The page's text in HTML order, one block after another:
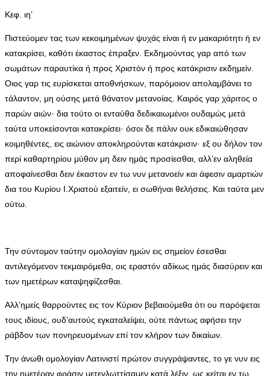
Κεφ. ιη’
Πιστεύομεν τας των κεκοιμημένων ψυχάς είναι ή εν μακαριότητι ή εν
κατακρίσει, καθότι έκαστος έπραξεν. Εκδημούντας γαρ από των
σωμάτων παραυτίκα ή προς Χριστόν ή προς κατάκρισιν εκδημείν.
Οιος γαρ τις ευρίσκεται αποθνήσκων, παρόμοιον απολαμβάνει το
τάλαντον, μη ούσης μετά θάνατον μετανοίας. Καιρός γαρ χάριτος ο
παρών αιών· δια τούτο οι ενταύθα δεδικαιωμένοι ουδαμώς μετά
ταύτα υποκείσονται κατακρίσει· όσοι δε πάλιν ουκ εδικαιώθησαν
κοιμηθέντες, εις αιώνιον αποκληρούνται κατάκρισιν· εξ ου δήλον τον
περί καθαρτηρίου μύθον μη δειν ημάς προσίεσθαι, αλλ’εν αληθεία
αποφαίνεσθαι δειν έκαστον εν τω νυν μετανοείν και άφεσιν αμαρτιών
δια του Κυρίου Ι.Χριατού εξαιτείν, ει σωθήναι θελήσεις. Και ταύτα μεν
ούτω.
Την σύντομον ταύτην ομολογίαν ημών εις σημείον έσεσθαι
αντιλεγόμενον τεκμαιρόμεθα, οις εραστόν αδίκως ημάς διασύρειν και
των ημετέρων καταψηφίζεσθαι.
Αλλ’ημείς θαρρούντες εις τον Κύριον βεβαιούμεθα ότι ου παρόψεται
τους ιδίους, ουδ’αυτούς εγκαταλείψει, ούτε πάντως αφήσει την
ράβδον των πονηρευομένων επί τον κλήρον των δικαίων.
Την άνωθι ομολογίαν Λατινιστί πρώτον συγγράψαντες, το γε νυν εις
την ημετέραν φράσιν μετεγλωττίσαμεν κατά λέξιν, ως κείται εν τω